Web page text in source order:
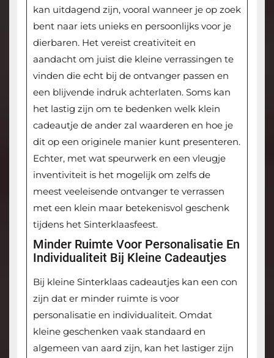
kan uitdagend zijn, vooral wanneer je op zoek
bent naar iets unieks en persoonlijks voor je
dierbaren. Het vereist creativiteit en
aandacht om juist die kleine verrassingen te
vinden die echt bij de ontvanger passen en
een blijvende indruk achterlaten. Soms kan
het lastig zijn om te bedenken welk klein
cadeautje de ander zal waarderen en hoe je
dit op een originele manier kunt presenteren.
Echter, met wat speurwerk en een vleugje
inventiviteit is het mogelijk om zelfs de
meest veeleisende ontvanger te verrassen
met een klein maar betekenisvol geschenk
tijdens het Sinterklaasfeest.
Minder Ruimte Voor Personalisatie En
Individualiteit Bij Kleine Cadeautjes
Bij kleine Sinterklaas cadeautjes kan een con
zijn dat er minder ruimte is voor
personalisatie en individualiteit. Omdat
kleine geschenken vaak standaard en
algemeen van aard zijn, kan het lastiger zijn